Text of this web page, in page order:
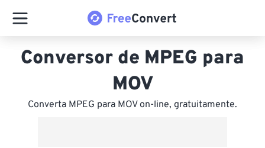
Conversor de MPEG para
MOV
Converta MPEG para MOV on-line, gratuitamente.